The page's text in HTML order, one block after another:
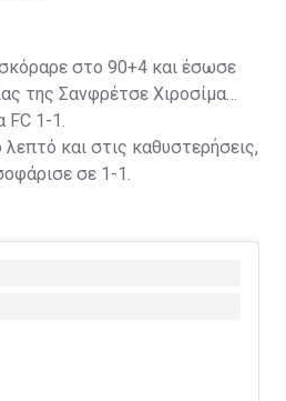
στο 90+4 και έσωσε
της Σανφρέτσε Χιροσίμα
FC 1-1.
και στις καθυστερήσεις,
σε 1-1.